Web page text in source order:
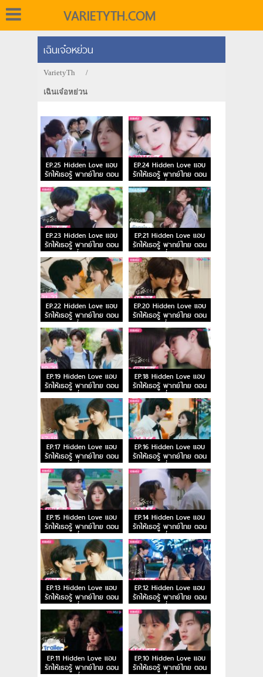
VARIETYTH.COM
เฉินเจ๋อหย่วน
VarietyTh /
เฉินเจ๋อหย่วน
EP.25 Hidden Love แอบ
รักให้เธอรู้ พากย์ไทย ตอน
จบ
EP.24 Hidden Love แอบ
รักให้เธอรู้ พากย์ไทย ตอน
ที่ 24
EP.23 Hidden Love แอบ
รักให้เธอรู้ พากย์ไทย ตอน
ที่ 23
EP.21 Hidden Love แอบ
รักให้เธอรู้ พากย์ไทย ตอน
ที่ 21
EP.22 Hidden Love แอบ
รักให้เธอรู้ พากย์ไทย ตอน
ที่ 22
EP.20 Hidden Love แอบ
รักให้เธอรู้ พากย์ไทย ตอน
ที่ 20
EP.19 Hidden Love แอบ
รักให้เธอรู้ พากย์ไทย ตอน
ที่ 19
EP.18 Hidden Love แอบ
รักให้เธอรู้ พากย์ไทย ตอน
ที่ 18
EP.17 Hidden Love แอบ
รักให้เธอรู้ พากย์ไทย ตอน
ที่ 17
EP.16 Hidden Love แอบ
รักให้เธอรู้ พากย์ไทย ตอน
ที่ 16
EP.15 Hidden Love แอบ
รักให้เธอรู้ พากย์ไทย ตอน
ที่ 15
EP.14 Hidden Love แอบ
รักให้เธอรู้ พากย์ไทย ตอน
ที่ 14
EP.13 Hidden Love แอบ
รักให้เธอรู้ พากย์ไทย ตอน
ที่ 13
EP.12 Hidden Love แอบ
รักให้เธอรู้ พากย์ไทย ตอน
ที่ 12
EP.11 Hidden Love แอบ
รักให้เธอรู้ พากย์ไทย ตอน
EP.10 Hidden Love แอบ
รักให้เธอรู้ พากย์ไทย ตอน